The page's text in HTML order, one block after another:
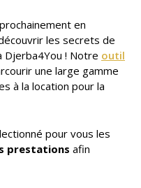
en
les secrets de
Djerba4You ! Notre outil
une large gamme
à la location pour la
pour vous les
prestations afin